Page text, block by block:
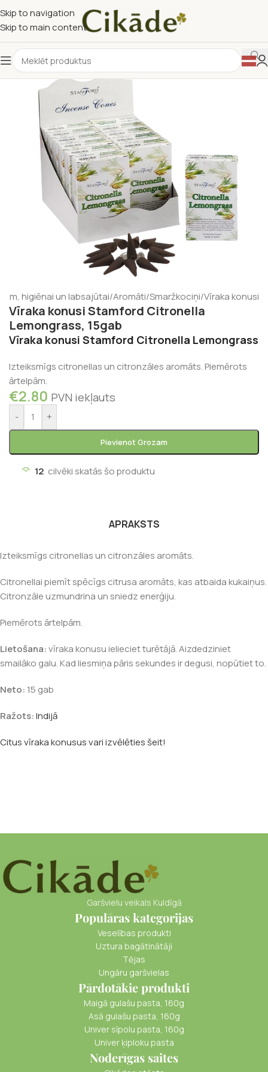
Skip to navigation
Skip to main content
higiēnai un labsajūtai/Aromāti/Smaržkociņi/Vīraka konusi
Vīraka konusi Stamford Citronella
Lemongrass, 15gab
Vīraka konusi Stamford Citronella Lemongrass
Izteiksmīgs citronellas un citronzāles aromāts. Piemērots
ārtelpām.
€2.80 PVN iekļauts
- +
Pievienot Grozam
12 cilvēki skatās šo produktu
APRAKSTS
Izteiksmīgs citronellas un citronzāles aromāts.
Citronellai piemīt spēcīgs citrusa aromāts, kas atbaida kukaiņus.
Citronzāle uzmundrina un sniedz enerģiju.
Piemērots ārtelpām.
Lietošana:vīraka konusu ielieciet turētājā. Aizdedziniet
smailāko galu. Kad liesmiņa pāris sekundes ir degusi, nopūtiet to.
Neto: 15 gab
Ražots:Indijā
Citus vīraka konusus vari izvēlēties šeit!
Garšvielu veikals Kuldīgā
Populāras kategorijas
Veselības produkti
Uztura bagātinātāji
Tējas
Ungāru garšvielas
Pārdotākie produkti
Maigā gulašu pasta, 160g
Asā gulašu pasta, 160g
Univer sīpolu pasta, 160g
Univer ķiploku pasta
Noderīgas saites